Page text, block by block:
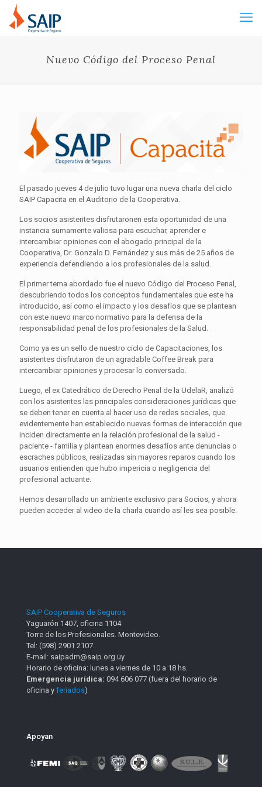
Nuevo Código del Proceso Penal
El pasado jueves 4 de julio tuvo lugar una nueva charla del ciclo
SAIP Capacita en el Auditorio de la Cooperativa.
Los socios asistentes disfrutaronen esta oportunidad de una
instancia sumamente valiosa para escuchar, aprender e
intercambiar opiniones con el abogado principal de la
Cooperativa, Dr. Gonzalo D. Fernández y sus más de 25 años de
experiencia defendiendo a los profesionales de la salud.
El primer tema abordado fue el nuevo Código del Proceso Penal,
descubriendo todos los conceptos fundamentales que este ha
introducido, así como el impacto y los desafíos que se plantean
con este nuevo marco normativo para la defensa de la
responsabilidad penal de los profesionales de la Salud.
Como ya es un sello de nuestro ciclo de Capacitaciones, los
asistentes disfrutaron de un agradable Coffee Break para
intercambiar opiniones y procesar lo conversado.
Luego, el ex Catedrático de Derecho Penal de la UdelaR, analizó
con los asistentes las principales consideraciones jurídicas que
se deben tener en cuenta al hacer uso de redes sociales, que
evidentemente han establecido nuevas formas de interacción que
inciden directamente en la relación profesional de la salud -
paciente - familia y plantean enormes desafíos ante denuncias o
escraches públicos, realizadas sin mayores reparos cuando los
usuarios entienden que hubo impericia o negligencia del
profesional actuante.
Hemos desarrollado un ambiente exclusivo para Socios, y ahora
pueden acceder al video de la charla cuando así les sea posible.
SAIP Cooperativa de Seguros
Yaguarón 1407, oficina 1104
Torre de los Profesionales. Montevideo.
Tel: (598) 2901 2107.
E-mail: saipadm@saip.org.uy
Horario de oficina: lunes a viernes de 10 a 18 hs.
Emergencia jurídica: 094 606 077 (fuera del horario de
oficina y feriados)
Apoyan